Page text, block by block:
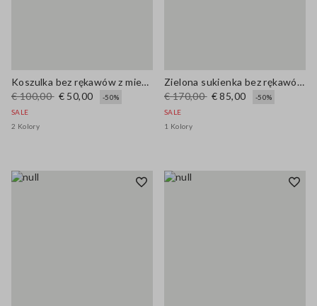
Koszulka bez rękawów z mieszanki bawełny w multikolorowe paski, regularny krój
€ 100,00 € 50,00
-50%
SALE
2 Kolory
Zielona sukienka bez rękawów z mieszanki lnu z paskiem
€ 170,00 € 85,00
-50%
SALE
1 Kolory